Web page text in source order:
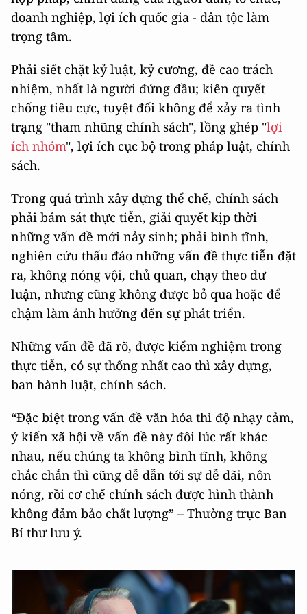
doanh nghiệp, lợi ích quốc gia - dân tộc làm
trọng tâm.
Phải siết chặt kỷ luật, kỷ cương, đề cao trách
nhiệm, nhất là người đứng đầu; kiên quyết
chống tiêu cực, tuyệt đối không để xảy ra tình
trạng "tham nhũng chính sách", lồng ghép "lợi
ích nhóm", lợi ích cục bộ trong pháp luật, chính
sách.
Trong quá trình xây dựng thể chế, chính sách
phải bám sát thực tiễn, giải quyết kịp thời
những vấn đề mới nảy sinh; phải bình tĩnh,
nghiên cứu thấu đáo những vấn đề thực tiễn đặt
ra, không nóng vội, chủ quan, chạy theo dư
luận, nhưng cũng không được bỏ qua hoặc để
chậm làm ảnh hưởng đến sự phát triển.
Những vấn đề đã rõ, được kiểm nghiệm trong
thực tiễn, có sự thống nhất cao thì xây dựng,
ban hành luật, chính sách.
“Đặc biệt trong vấn đề văn hóa thì độ nhạy cảm,
ý kiến xã hội về vấn đề này đôi lúc rất khác
nhau, nếu chúng ta không bình tĩnh, không
chắc chắn thì cũng dễ dẫn tới sự dễ dãi, nôn
nóng, rồi cơ chế chính sách được hình thành
không đảm bảo chất lượng” – Thường trực Ban
Bí thư lưu ý.